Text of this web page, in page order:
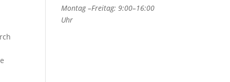
Montag –Freitag: 9:00–16:00
Uhr